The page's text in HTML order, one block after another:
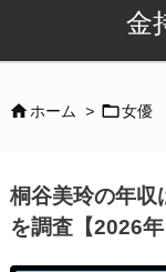
金
ホーム > 女優
桐谷美玲の年収
を調査【2026年